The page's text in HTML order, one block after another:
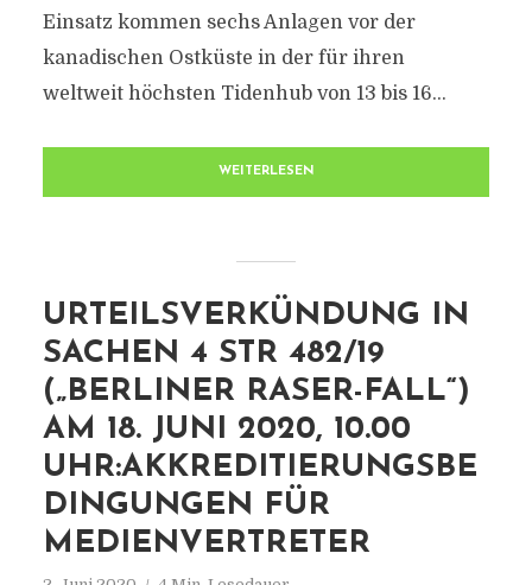
Einsatz kommen sechs Anlagen vor der
kanadischen Ostküste in der für ihren
weltweit höchsten Tidenhub von 13 bis 16...
WEITERLESEN
URTEILSVERKÜNDUNG IN
SACHEN 4 STR 482/19
(„BERLINER RASER-FALL“)
AM 18. JUNI 2020, 10.00
UHR:AKKREDITIERUNGSBE
DINGUNGEN FÜR
MEDIENVERTRETER